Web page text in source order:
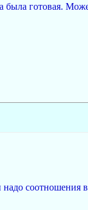
была готовая.
надо соотношения